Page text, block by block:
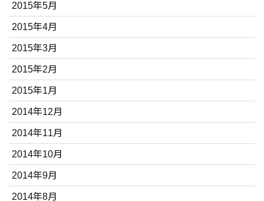
2015年5月
2015年4月
2015年3月
2015年2月
2015年1月
2014年12月
2014年11月
2014年10月
2014年9月
2014年8月